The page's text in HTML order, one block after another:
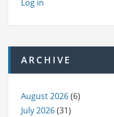
Log in
ARCHIVE
August 2026(6)
July 2026(31)